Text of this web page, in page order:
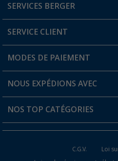
Trouver une magasin
SERVICES BERGER
Devenir revendeur
Mon compte
Carte de fidélité Berger
SERVICE CLIENT
FAQ et contact
Informations sur l'expédition
Statut de la commande
MODES DE PAIEMENT
NOUS EXPÉDIONS AVEC
NOS TOP CATÉGORIES
C.G.V.
Loi